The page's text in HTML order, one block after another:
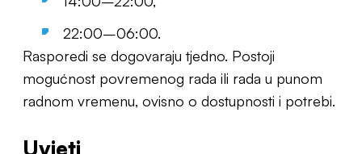
22:00–06:00.
Rasporedi se dogovaraju tjedno. Postoji
mogućnost povremenog rada ili rada u punom
radnom vremenu, ovisno o dostupnosti i potrebi.
Uvjeti